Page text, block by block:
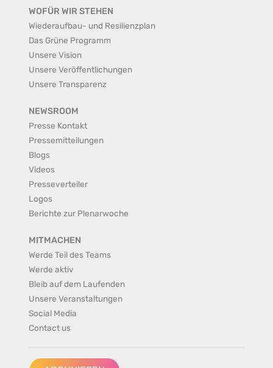
WOFÜR WIR STEHEN
Wiederaufbau- und Resilienzplan
Das Grüne Programm
Unsere Vision
Unsere Veröffentlichungen
Unsere Transparenz
NEWSROOM
Presse Kontakt
Pressemitteilungen
Blogs
Videos
Presseverteiler
Logos
Berichte zur Plenarwoche
MITMACHEN
Werde Teil des Teams
Werde aktiv
Bleib auf dem Laufenden
Unsere Veranstaltungen
Social Media
Contact us